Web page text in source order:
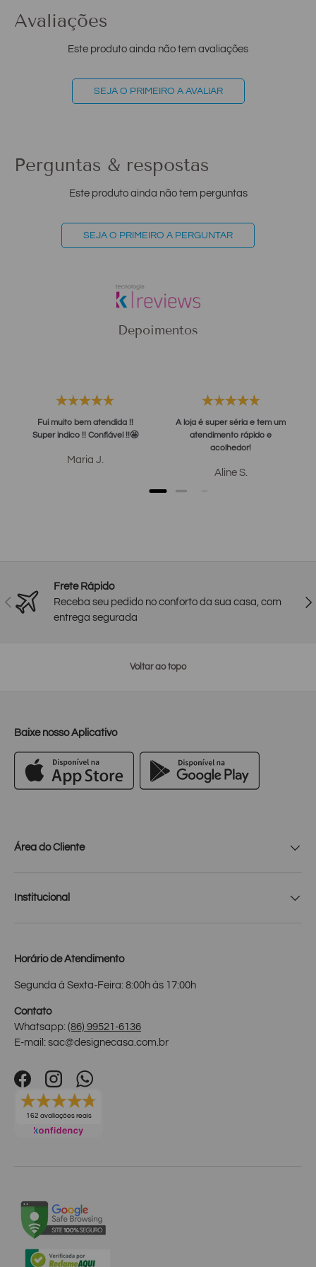
Avaliações
Este produto ainda não tem avaliações
SEJA O PRIMEIRO A AVALIAR
Perguntas & respostas
Este produto ainda não tem perguntas
SEJA O PRIMEIRO A PERGUNTAR
Depoimentos
Fui muito bem atendida !!
Super indico !! Confiável !!🤩
Maria J.
A loja é super séria e tem um
atendimento rápido e
acolhedor!
Aline S.
Anterior
Frete Rápido
Receba seu pedido no conforto da sua casa, com
entrega segurada
Voltar ao topo
Baixe nosso Aplicativo
Área do Cliente
Institucional
Horário de Atendimento
Segunda à Sexta-Feira: 8:00h às 17:00h
Contato
Whatsapp: (86) 99521-6136
E-mail: sac@designecasa.com.br
FacebookInstagramWhatsApp
162 avaliações reais